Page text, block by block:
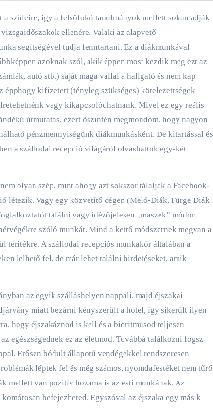
ellenére. Valaki az alapvető
segítségével tudja fenntartani. Ez a diákmunkával
azoknak szól, akik éppen most kezdik meg ezt az
autó stb.) saját maga vállal a hallgató és nem kap
épphogy kifizetett (tényleg szükséges) kötelezettségek
vagy kikapcsolódhatnánk. Mivel ez egy reális
útmutatás, ezért őszintén megmondom, hogy nagyon
pénzmennyiségünk diákmunkásként. De kitartással és
a szállodai recepció világáról olvashattok egy-két
olyan szép, mint ahogy azt sokszor tálalják a Facebook-
létezik. Vagy egy közvetítő cégen (Meló-Diák, Fürge Diák
találni vagy idézőjelesen „maszek” módon,
szóló munkát. Mind a kettő módszernek megvan a
terítékre. A szállodai recepciós munkakör általában a
lelhető fel, de már lehet találni hirdetéseket, amik
az egyik szálláshelyen nappali, majd éjszakai
miatt bezárni kényszerült a hotel, így sikerült ilyen
hogy éjszakáznod is kell és a bioritmusod teljesen
egészségednek ez az életmód. Továbbá találkozni fogsz
Erősen bódult állapotú vendégekkel rendszeresen
léptek fel és még számos, nyomdafestéket nem tűrő
mellett van pozitív hozama is az esti munkának. Az
befejezheted. Egyszóval az éjszaka egy másik